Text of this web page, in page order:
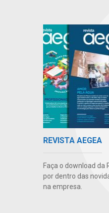
REVISTA AEGEA
Faça o download da
por dentro das
na empresa.